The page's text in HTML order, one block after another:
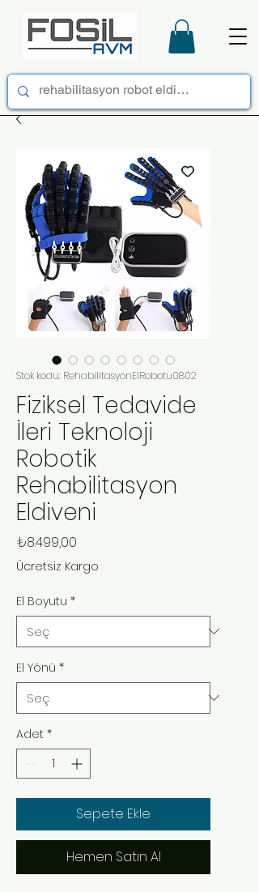
Stok kodu: RehabilitasyonElRobotu0802
Fiziksel Tedavide
İleri Teknoloji
Robotik
Rehabilitasyon
Eldiveni
₺8.499,00
Ücretsiz Kargo
El Boyutu *
El Yönü *
Adet *
Sepete Ekle
Hemen Satın Al